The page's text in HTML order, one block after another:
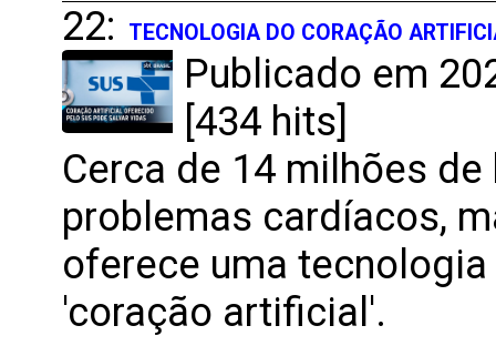
22:
TECNOLOGIA DO CORAÇÃO
Publicado em
[434 hits]
Cerca de 14 milhões
problemas cardíacos,
oferece uma
'coração artificial'.